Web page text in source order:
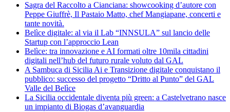
Sagra del Raccolto a Cianciana: showcooking d’autore con
Peppe Giuffrè, Il Pastaio Matto, chef Mangiapane, concerti e
tante novità.
Belìce digitale: al via il Lab “INNSULA” sul lancio delle
Startup con l’approccio Lean
Belìce: tra innovazione e AI formati oltre 10mila cittadini
digitali nell’hub del futuro rurale voluto dal GAL
A Sambuca di Sicilia Ai e Transizione digitale conquistano il
pubblico: successo del progetto “Dritto al Punto” del GAL
Valle del Belìce
La Sicilia occidentale diventa più green: a Castelvetrano nasce
un impianto di Biogas d’avanguardia